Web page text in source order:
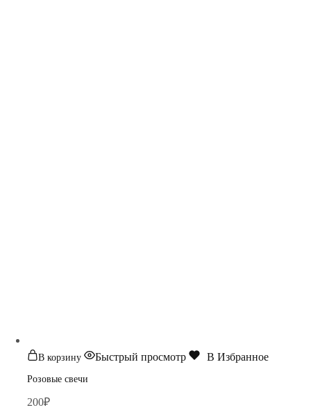
В корзину Быстрый просмотр В Избранное
Розовые свечи
200₽